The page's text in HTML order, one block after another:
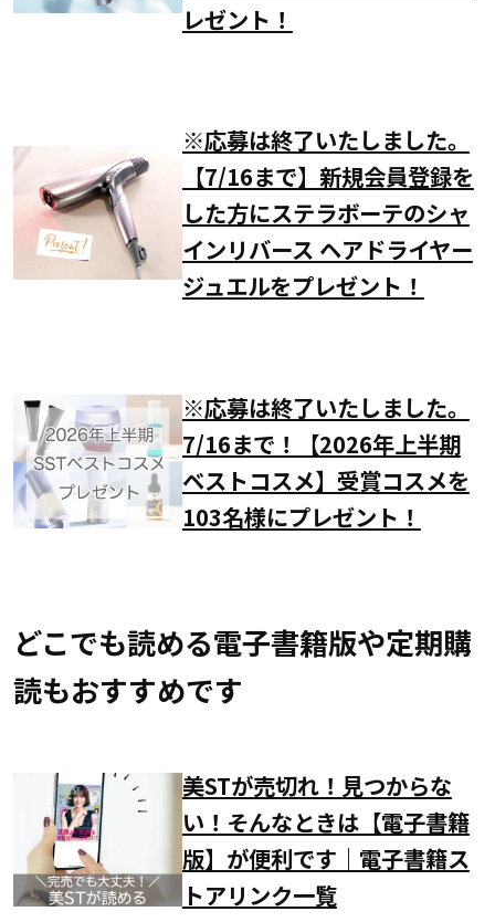
レゼント！
※応募は終了いたしました。
【7/16まで】新規会員登録を
した方にステラボーテのシャ
インリバース ヘアドライヤー
ジュエルをプレゼント！
※応募は終了いたしました。
7/16まで！【2026年上半期
ベストコスメ】受賞コスメを
103名様にプレゼント！
どこでも読める電子書籍版や定期購
読もおすすめです
美STが売切れ！見つからな
い！そんなときは【電子書籍
版】が便利です｜電子書籍ス
トアリンク一覧